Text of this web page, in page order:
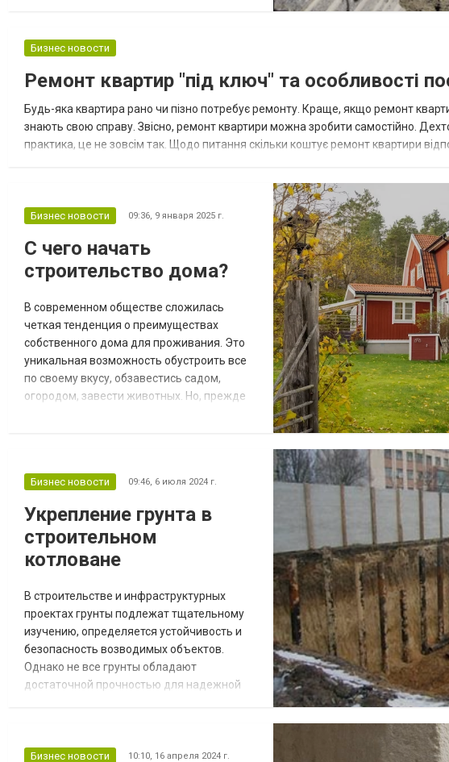
серым рисунком, равномерной структурой
и высокой плотностью. Благодаря
собственному производству Pokost.Net
контролирует весь цикл — от добычи и
распила блоков до шлифовки, п...
Бизнес новости
Ремонт квартир "під ключ" та особливості
Будь-яка квартира рано чи пізно потребує ремонту. Краще, якщо ремонт
знають свою справу. Звісно, ремонт квартири можна зробити самостійно.
практика, це не зовсім так. Щодо питання скільки коштує ремонт квартири
Бизнес новости 09:36, 9 января 2025 г.
С чего начать
строительство дома?
В современном обществе сложилась
четкая тенденция о преимуществах
собственного дома для проживания. Это
уникальная возможность обустроить все
по своему вкусу, обзавестись садом,
огородом, завести животных. Но, прежде
Составление сметы и расходов Главным
составление подробной сметы и р...
Бизнес новости 09:46, 6 июля 2024 г.
Укрепление грунта в
строительном
котловане
В строительстве и инфраструктурных
проектах грунты подлежат тщательному
изучению, определяется устойчивость и
безопасность возводимых объектов.
Однако не все грунты обладают
достаточной прочностью для надежной
специалистам https://stroyservis.kz/,
Бизнес новости 10:10, 16 апреля 2024 г.